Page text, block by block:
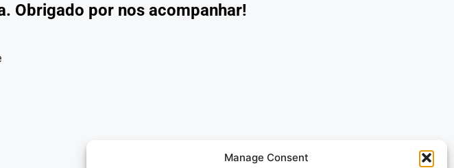
Manage Consent
Obrigado por nos acompanhar!